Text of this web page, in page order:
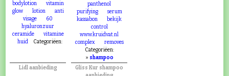
bodylotion
vitamin
glow
lotion
anti
visage
60
hyaluronzuur
ceramide
vitamine
huid
Categoriëen:
panthenol
purifying
serum
kassabon
bekijk
control
www.kruidvat.nl
complex
removes
Categoriëen:
» shampoo
Lidl aanbieding
Gliss Kur shampoo